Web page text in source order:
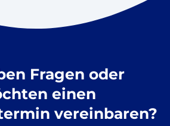
Fragen oder
einen
vereinbaren?